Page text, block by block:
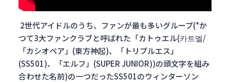
2世代アイドルのうち、ファンが最も多いグループ(*か
つて3大ファンクラブと呼ばれた「カトゥエル(카트엘/
「カシオペア」(東方神起)、「トリプルエス」
(SS501)、「エルフ」(SUPER JUNIOR))の頭文字を組み
合わせた名前)の一つだったSS501のウィンターソン